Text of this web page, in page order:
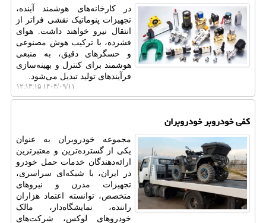
در کارخانه‌های هوشمند آینده،
تجهیزات پنوماتیک نقشی فراتر از
انتقال نیرو خواهند داشت. هوای
فشرده، با ترکیب هوش مصنوعی
و حسگرهای دقیق، به منبعی
هوشمند برای کنترل و بهینه‌سازی
فرآیندهای تولید تبدیل می‌شود.
۱۴۰۴/۰۹/۱۱ ۱۲:۱۳:۱۵
کفی خودروبر خودروبران
مجموعه خودروبران به عنوان
یکی از گسترده‌ترین و معتبرترین
ارائه‌دهندگان خدمات حمل خودرو
در ایران، با شبکه‌ای سراسری،
تجهیزات مدرن و نیروهای
متخصص، توانسته اعتماد هزاران
راننده، نمایشگاه‌دار، مالک
خودروهای لوکس، شرکت‌های